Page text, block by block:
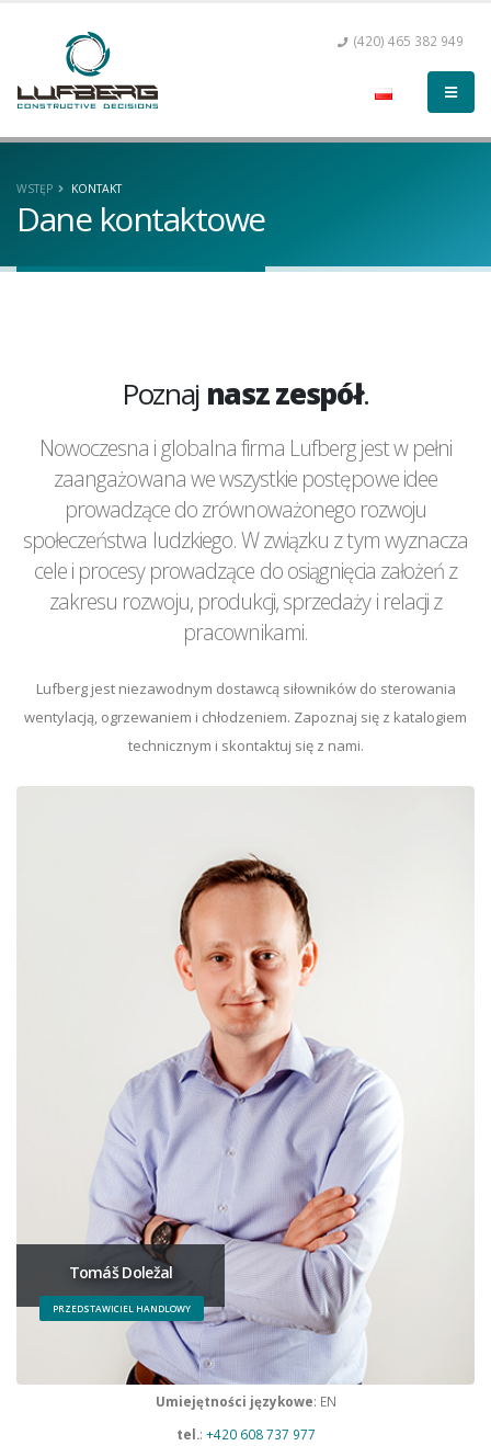
(420) 465 382 949
WSTĘP KONTAKT
Dane kontaktowe
Poznaj nasz zespół.
Nowoczesna i globalna firma Lufberg jest w pełni
zaangażowana we wszystkie postępowe idee
prowadzące do zrównoważonego rozwoju
społeczeństwa ludzkiego. W związku z tym wyznacza
cele i procesy prowadzące do osiągnięcia założeń z
zakresu rozwoju, produkcji, sprzedaży i relacji z
pracownikami.
Lufberg jest niezawodnym dostawcą siłowników do sterowania
wentylacją, ogrzewaniem i chłodzeniem. Zapoznaj się z katalogiem
technicznym i skontaktuj się z nami.
Tomáš Doležal
PRZEDSTAWICIEL HANDLOWY
Umiejętności językowe: EN
tel.: +420 608 737 977